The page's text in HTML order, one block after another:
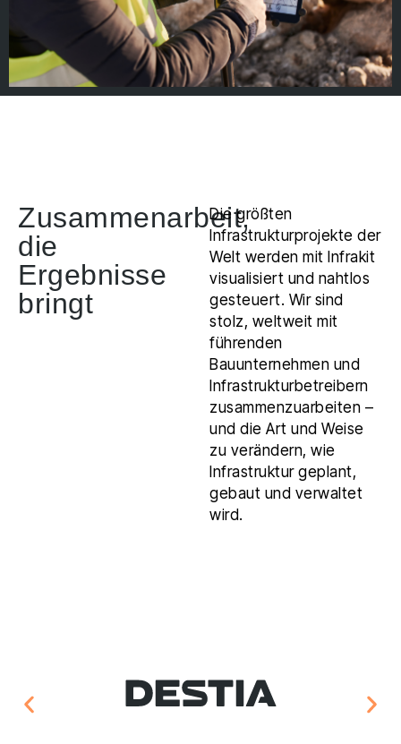
Zusammenarbeit,
die
Ergebnisse
bringt
Die größten
Infrastrukturprojekte der
Welt werden mit Infrakit
visualisiert und nahtlos
gesteuert. Wir sind
stolz, weltweit mit
führenden
Bauunternehmen und
Infrastrukturbetreibern
zusammenzuarbeiten –
und die Art und Weise
zu verändern, wie
Infrastruktur geplant,
gebaut und verwaltet
wird.
Der Vertragsdurchlauf hat sich um bis zu 25 %